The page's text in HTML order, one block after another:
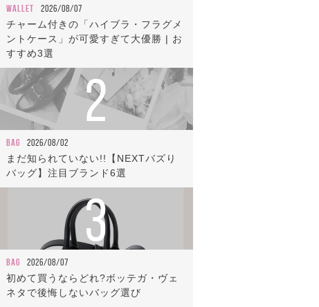
WALLET 2026/08/07
チャーム付きの「ハイブラ・フラグメ
ントケース」が可愛すぎて大優勝 | お
すすめ3選
2
BAG 2026/08/02
まだ知られていない!!【NEXTバズり
バッグ】注目ブランド6選
3
BAG 2026/08/07
初めて買うならどれ?ボッテガ・ヴェ
ネタで後悔しないバッグ選び